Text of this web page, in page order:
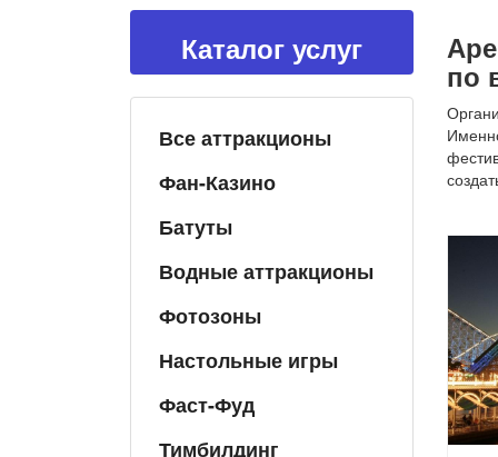
Каталог услуг
Все аттракционы
Фан-Казино
Батуты
Водные аттракционы
Фотозоны
Настольные игры
Фаст-Фуд
Тимбилдинг
по